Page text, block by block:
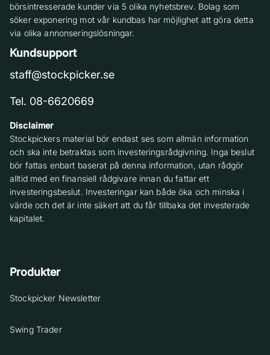
börsintresserade kunder via 5 olika nyhetsbrev. Bolag som
söker exponering mot vår kundbas har möjlighet att göra detta
via olika annonseringslösningar.
Kundsupport
staff@stockpicker.se
Tel. 08-6620669
Disclaimer
Stockpickers material bör endast ses som allmän information
och ska inte betraktas som investeringsrådgivning. Inga beslut
bör fattas enbart baserat på denna information, utan rådgör
alltid med en finansiell rådgivare innan du fattar ett
investeringsbeslut. Investeringar kan både öka och minska i
värde och det är inte säkert att du får tillbaka det investerade
kapitalet.
Produkter
Stockpicker Newsletter
Swing Trader